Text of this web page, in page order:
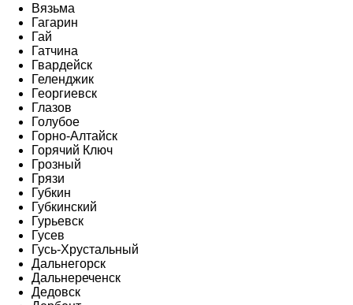
Вязьма
Гагарин
Гай
Гатчина
Гвардейск
Геленджик
Георгиевск
Глазов
Голубое
Горно-Алтайск
Горячий Ключ
Грозный
Грязи
Губкин
Губкинский
Гурьевск
Гусев
Гусь-Хрустальный
Дальнегорск
Дальнереченск
Дедовск